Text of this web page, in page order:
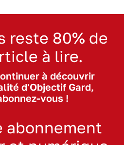
reste 80% de
à lire.
à découvrir
d'Objectif Gard,
vous !
abonnement